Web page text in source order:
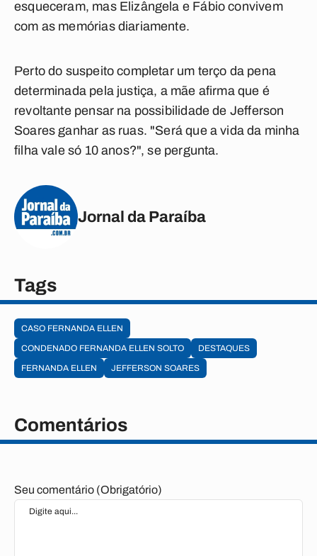
esqueceram, mas Elizângela e Fábio convivem
com as memórias diariamente.
Perto do suspeito completar um terço da pena
determinada pela justiça, a mãe afirma que é
revoltante pensar na possibilidade de Jefferson
Soares ganhar as ruas. "Será que a vida da minha
filha vale só 10 anos?", se pergunta.
Jornal da Paraíba
Tags
CASO FERNANDA ELLEN
CONDENADO FERNANDA ELLEN SOLTO
DESTAQUES
FERNANDA ELLEN
JEFFERSON SOARES
Comentários
Seu comentário (Obrigatório)